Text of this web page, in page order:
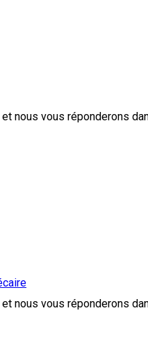
nous vous réponderons
nous vous réponderons